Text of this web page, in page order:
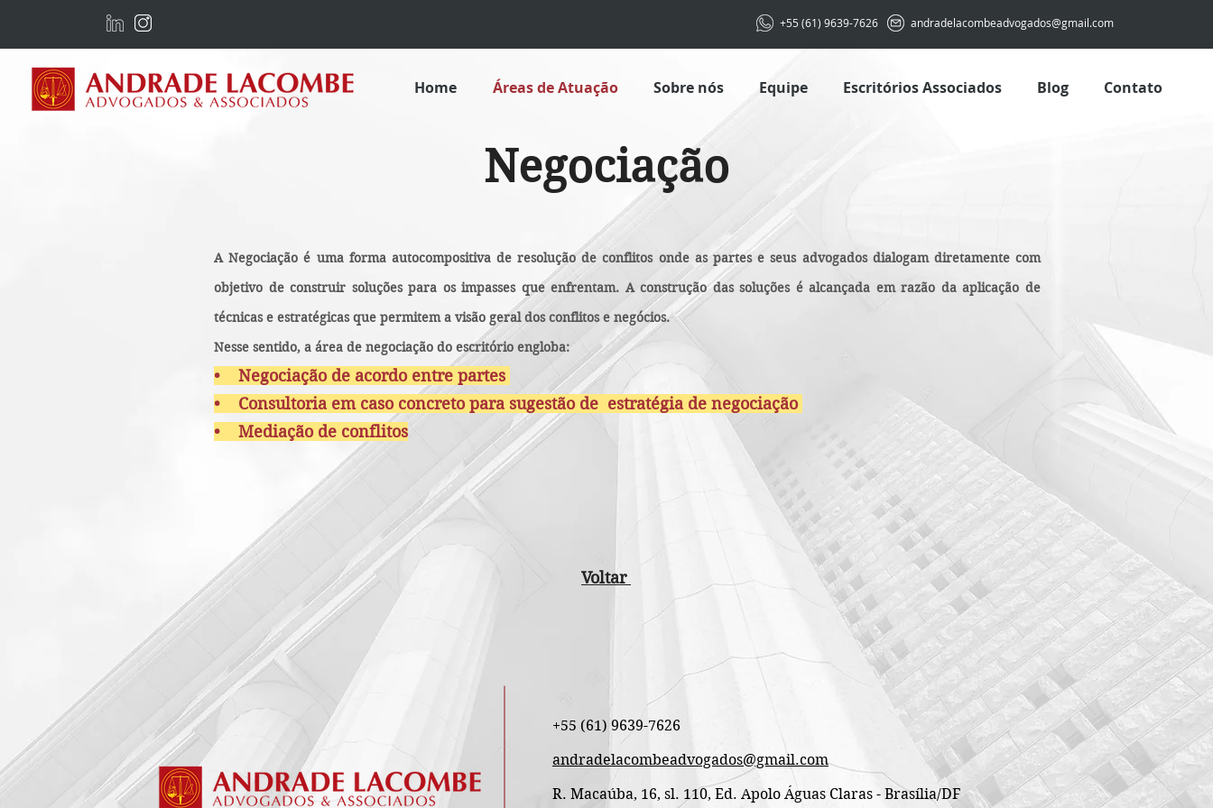
+55 (61) 9639-7626 andradelacombeadvogados@gmail.com
Home Áreas de Atuação Sobre nós Equipe Escritórios Associados Blog Contato
Negociação
A Negociação é uma forma autocompositiva de resolução de conflitos onde as partes e seus advogados dialogam diretamente com
objetivo de construir soluções para os impasses que enfrentam. A construção das soluções é alcançada em razão da aplicação de
técnicas e estratégicas que permitem a visão geral dos conflitos e negócios.
Nesse sentido, a área de negociação do escritório engloba:
• Negociação de acordo entre partes
• Consultoria em caso concreto para sugestão de estratégia de negociação
• Mediação de conflitos
Voltar
+55 (61) 9639-7626 ​
andradelacombeadvogados@gmail.com
R. Macaúba, 16, sl. 110, Ed. Apolo Águas Claras - Brasília/DF